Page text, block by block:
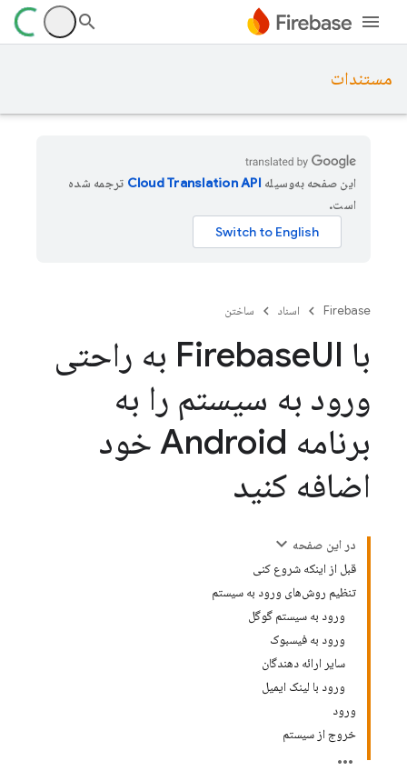
مستندات
این صفحه به‌وسیله
ترجمه شده
است.
Firebase اسناد ساختن
با Firebase
UI به راحتی
ورود به سیستم را به
برنامه Android خود
اضافه کنید
در این صفحه
قبل از اینکه شروع کنی
تنظیم روش‌های ورود به سیستم
ورود به سیستم گوگل
ورود به فیسبوک
سایر ارائه دهندگان
ورود با لینک ایمیل
ورود
خروج از سیستم